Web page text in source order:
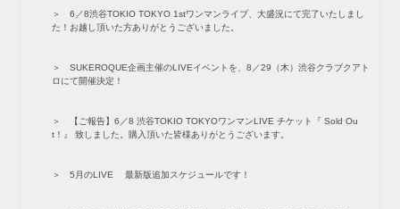
6／8渋谷TOKIO TOKYO 1stワンマンライブ、大盛況にて完了いたしまし
た！お越し頂いた方ありがとうございました。
SUKEROQUE企画主催のLIVEイベントを、8／29（木）渋谷クラブクアト
ロにて開催決定！
【ご報告】6／8 渋谷TOKIO TOKYOワンマンLIVE チケット『 Sold Ou
t！』 致しました。購入頂いた皆様ありがとうございます。
5月のLIVE 最新版追加スケジュールです！